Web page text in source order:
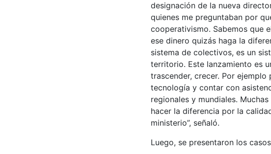
designación de la nueva
quienes me preguntaban por
cooperativismo. Sabemos que
ese dinero quizás haga la
sistema de colectivos, es un
territorio. Este lanzamiento es
trascender, crecer. Por
tecnología y contar con
regionales y mundiales.
hacer la diferencia por la
ministerio”, señaló.
Luego, se presentaron los